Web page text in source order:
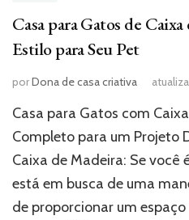
Casa para Gatos de
Estilo para Seu Pet
porDona de casa criativa
Casa para Gatos com
Completo para um Projeto
Caixa de Madeira: Se você
está em busca de uma
de proporcionar um